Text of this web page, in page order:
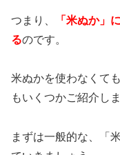
つまり、 「米ぬか」
るのです。
米ぬかを使わなくて
もいくつかご紹介し
まずは一般的な、「